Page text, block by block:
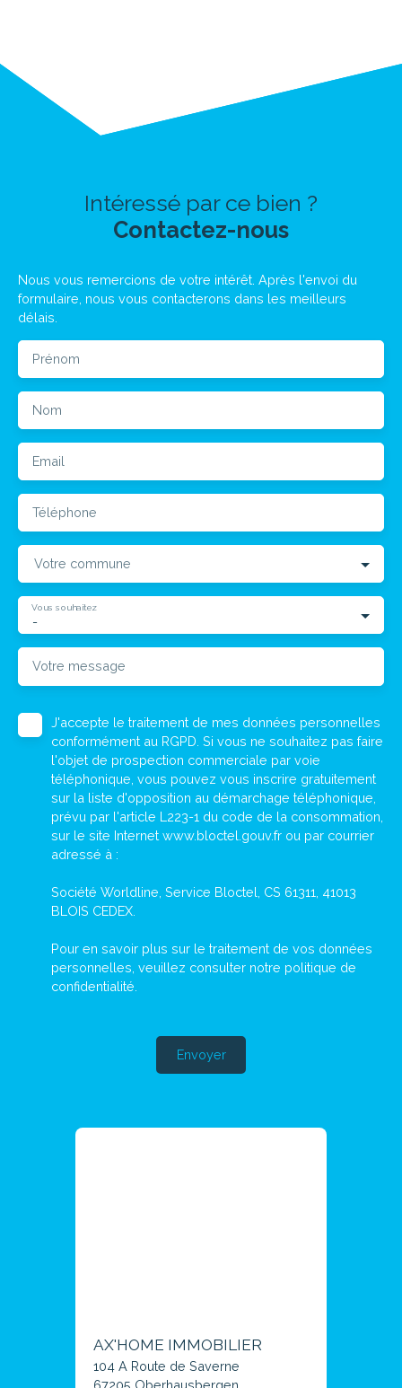
Intéressé par ce bien ?
Contactez-nous
Nous vous remercions de votre intérêt. Après l'envoi du
formulaire, nous vous contacterons dans les meilleurs
délais.
Prénom
Nom
Email
Téléphone
Votre commune
-
Vous souhaitez
Votre message
J'accepte le traitement de mes données personnelles
conformément au RGPD. Si vous ne souhaitez pas faire
l'objet de prospection commerciale par voie
téléphonique, vous pouvez vous inscrire gratuitement
sur la liste d'opposition au démarchage téléphonique,
prévu par l'article L223-1 du code de la consommation,
sur le site Internet www.bloctel.gouv.fr ou par courrier
adressé à :
Société Worldline, Service Bloctel, CS 61311, 41013
BLOIS CEDEX.
Pour en savoir plus sur le traitement de vos données
personnelles, veuillez consulter notre politique de
confidentialité
Envoyer
AX'HOME IMMOBILIER
104 A Route de Saverne
67205 Oberhausbergen